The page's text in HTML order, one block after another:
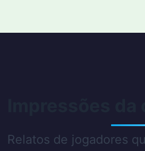
Relatos de jogadores